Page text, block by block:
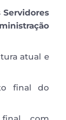
Servidores
atual e
final do